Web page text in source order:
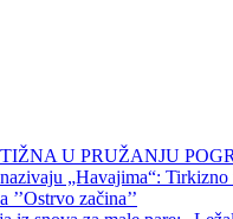
U PRUŽANJU
„Havajima“:
začina’’